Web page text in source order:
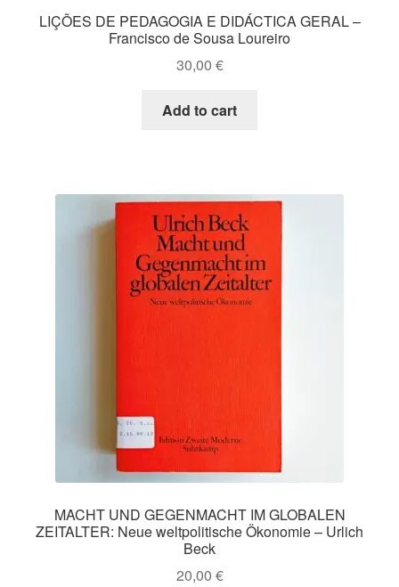
LIÇÕES DE PEDAGOGIA E DIDÁCTICA GERAL –
Francisco de Sousa Loureiro
30,00 €
Add to cart
MACHT UND GEGENMACHT IM GLOBALEN
ZEITALTER: Neue weltpolitische Ökonomie – Urlich
Beck
20,00 €